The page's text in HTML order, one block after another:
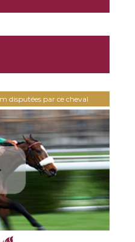
disputées par ce cheval